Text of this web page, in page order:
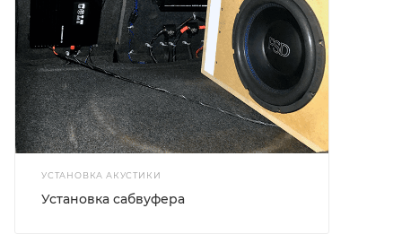
УСТАНОВКА АКУСТИКИ
Установка сабвуфера